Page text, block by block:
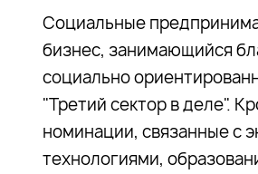
Социальные
бизнес, занимающийся
социально
"Третий сектор в деле".
номинации, связанные с
технологиями,